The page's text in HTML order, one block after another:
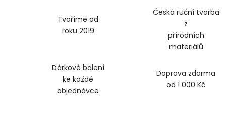
Tvoříme od
roku 2019
Česká ruční tvorba
z
přírodních
materiálů
Dárkové balení
ke každé
objednávce
Doprava zdarma
od 1 000 Kč